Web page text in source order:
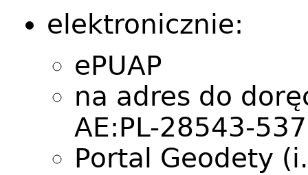
elektronicznie:
ePUAP
na adres do
AE:PL-28543-
Portal Geodety